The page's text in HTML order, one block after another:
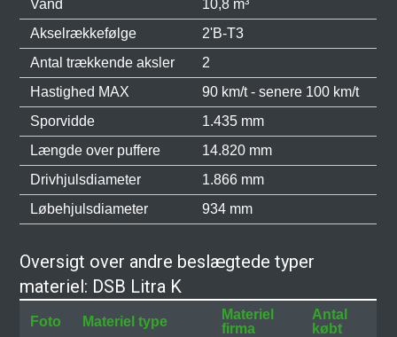
Vand
10,8 m³
Akselrækkefølge
2'B-T3
Antal trækkende aksler
2
Hastighed MAX
90 km/t - senere 100 km/t
Sporvidde
1.435 mm
Længde over puffere
14.820 mm
Drivhjulsdiameter
1.866 mm
Løbehjulsdiameter
934 mm
Oversigt over andre beslægtede typer
materiel: DSB Litra K
Foto Materiel type
Materiel
firma
Antal
købt